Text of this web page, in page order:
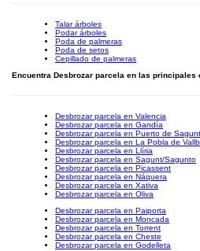
Talar árboles
Podar árboles
Poda de palmeras
Poda de setos
Cepillado de palmeras
Encuentra Desbrozar parcela en las principales
Desbrozar parcela en Valencia
Desbrozar parcela en Gandía
Desbrozar parcela en Puerto de
Desbrozar parcela en La Pobla de
Desbrozar parcela en Llíria
Desbrozar parcela en Sagunt/Sagunto
Desbrozar parcela en Picassent
Desbrozar parcela en Náquera
Desbrozar parcela en Xativa
Desbrozar parcela en Oliva
Desbrozar parcela en Paiporta
Desbrozar parcela en Moncada
Desbrozar parcela en Torrent
Desbrozar parcela en Cheste
Desbrozar parcela en Godelleta